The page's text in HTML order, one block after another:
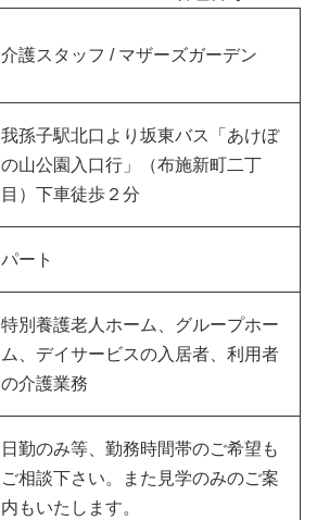
介護スタッフ / マザーズガーデン
我孫子駅北口より坂東バス「あけぼ
の山公園入口行」（布施新町二丁
目）下車徒歩２分
パート
特別養護老人ホーム、グループホー
ム、デイサービスの入居者、利用者
の介護業務
日勤のみ等、勤務時間帯のご希望も
ご相談下さい。また見学のみのご案
内もいたします。